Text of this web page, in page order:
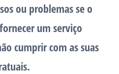
ou problemas se o
um serviço
cumprir com as suas